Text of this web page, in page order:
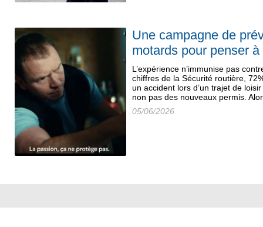
Une campagne de
motards pour penser
L’expérience n’immunise pas
chiffres de la Sécurité routière,
un accident lors d’un trajet de
non pas des nouveaux permis.
05/06/2026